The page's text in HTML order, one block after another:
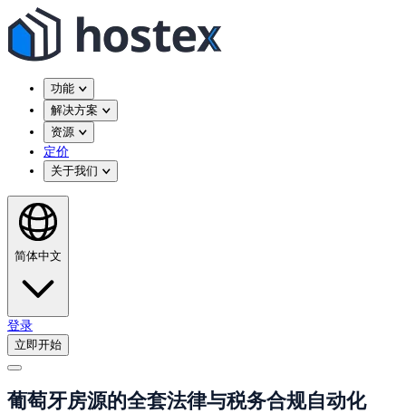
功能
解决方案
资源
定价
关于我们
简体中文
登录
立即开始
葡萄牙房源的全套法律与税务合规自动化